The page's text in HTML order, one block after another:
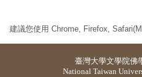
建議您使用 Chrome, Firefox,
臺灣大學文學院佛
National Taiwan